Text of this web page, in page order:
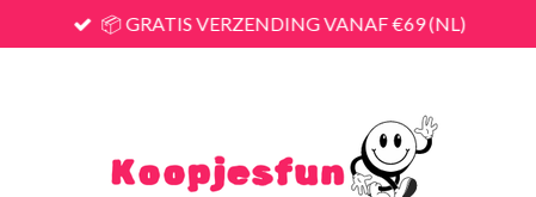
📦 GRATIS VERZENDING VANAF €69 (NL)